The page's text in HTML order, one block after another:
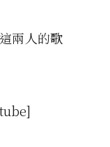
兩人的歌